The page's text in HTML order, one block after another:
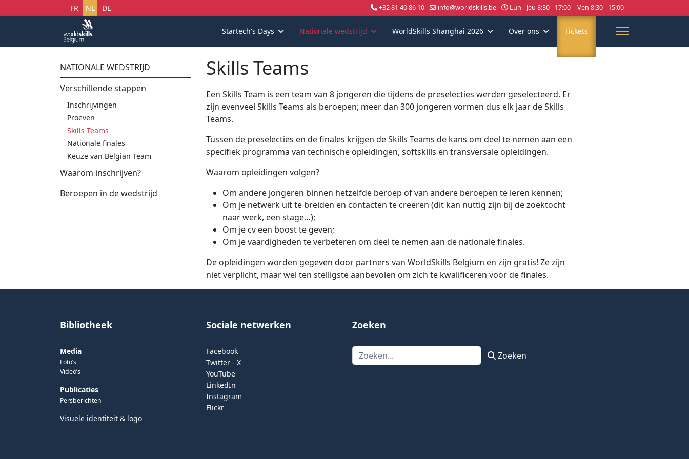
Selecteer uw taal
FR NL DE +32 81 40 86 10 info@worldskills.be Lun - Jeu 8:30 - 17:00 | Ven 8:30 - 15:00
Startech's Days Nationale wedstrijd WorldSkills Shanghai 2026 Over ons Tickets
NATIONALE WEDSTRIJD
Verschillende stappen
Inschrijvingen
Proeven
Skills Teams
Nationale finales
Keuze van Belgian Team
Waarom inschrijven?
Beroepen in de wedstrijd
Skills Teams
Een Skills Team is een team van 8 jongeren die tijdens de preselecties werden geselecteerd. Er
zijn evenveel Skills Teams als beroepen; meer dan 300 jongeren vormen dus elk jaar de Skills
Teams.
Tussen de preselecties en de finales krijgen de Skills Teams de kans om deel te nemen aan een
specifiek programma van technische opleidingen, softskills en transversale opleidingen.
Waarom opleidingen volgen?
Om andere jongeren binnen hetzelfde beroep of van andere beroepen te leren kennen;
Om je netwerk uit te breiden en contacten te creëren (dit kan nuttig zijn bij de zoektocht
naar werk, een stage…);
Om je cv een boost te geven;
Om je vaardigheden te verbeteren om deel te nemen aan de nationale finales.
De opleidingen worden gegeven door partners van WorldSkills Belgium en zijn gratis! Ze zijn
niet verplicht, maar wel ten stelligste aanbevolen om zich te kwalificeren voor de finales.
Bibliotheek
Media
Foto’s
Video’s
Publicaties
Persberichten
Visuele identiteit & logo
Sociale netwerken
Facebook
Twitter - X
YouTube
LinkedIn
Instagram
Flickr
Zoeken
Zoeken Zoeken